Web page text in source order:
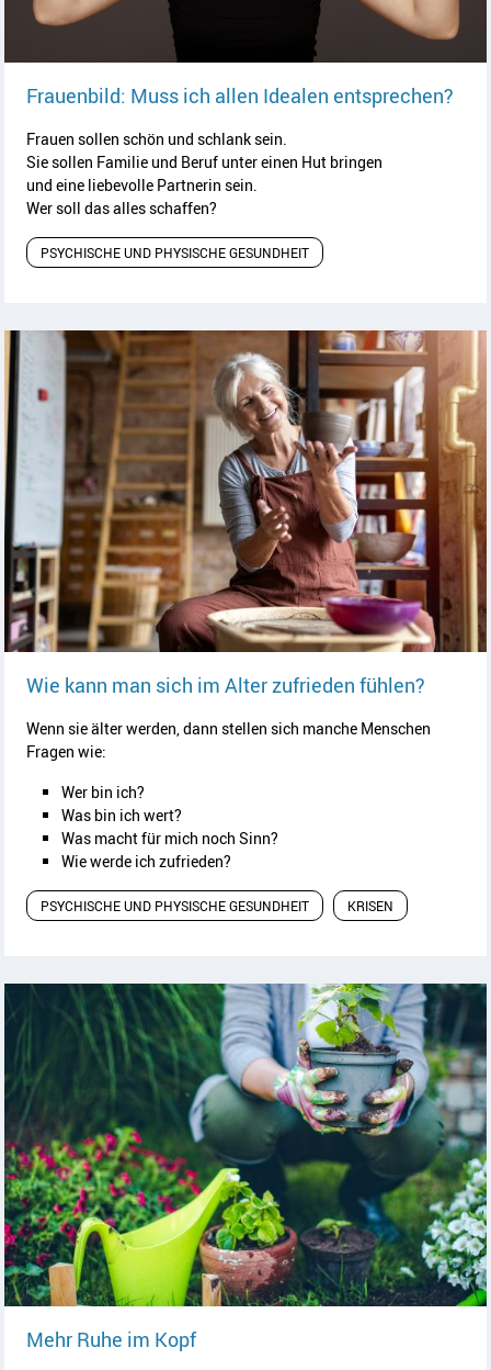
Frauenbild: Muss ich allen Idealen entsprechen?
Frauen sollen schön und schlank sein.
Sie sollen Familie und Beruf unter einen Hut bringen
und eine liebevolle Partnerin sein.
Wer soll das alles schaffen?
PSYCHISCHE UND PHYSISCHE GESUNDHEIT
Wie kann man sich im Alter zufrieden fühlen?
Wenn sie älter werden, dann stellen sich manche Menschen
Fragen wie:
Wer bin ich?
Was bin ich wert?
Was macht für mich noch Sinn?
Wie werde ich zufrieden?
PSYCHISCHE UND PHYSISCHE GESUNDHEIT KRISEN
Mehr Ruhe im KopfArtikel lesen